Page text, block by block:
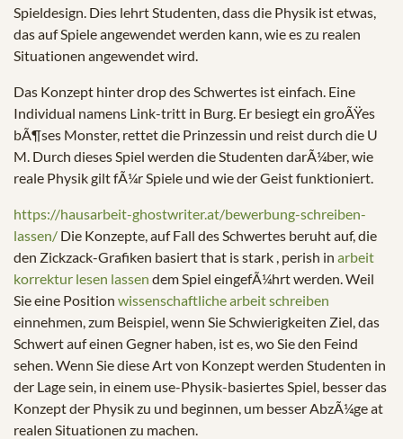
Spieldesign. Dies lehrt Studenten, dass die Physik ist etwas,
das auf Spiele angewendet werden kann, wie es zu realen
Situationen angewendet wird.
Das Konzept hinter drop des Schwertes ist einfach. Eine
Individual namens Link-tritt in Burg. Er besiegt ein groÃŸes
bÃ¶ses Monster, rettet die Prinzessin und reist durch die U
M. Durch dieses Spiel werden die Studenten darÃ¼ber, wie
reale Physik gilt fÃ¼r Spiele und wie der Geist funktioniert.
https://hausarbeit-ghostwriter.at/bewerbung-schreiben-
lassen/ Die Konzepte, auf Fall des Schwertes beruht auf, die
den Zickzack-Grafiken basiert that is stark , perish in arbeit
korrektur lesen lassen dem Spiel eingefÃ¼hrt werden. Weil
Sie eine Position wissenschaftliche arbeit schreiben
einnehmen, zum Beispiel, wenn Sie Schwierigkeiten Ziel, das
Schwert auf einen Gegner haben, ist es, wo Sie den Feind
sehen. Wenn Sie diese Art von Konzept werden Studenten in
der Lage sein, in einem use-Physik-basiertes Spiel, besser das
Konzept der Physik zu und beginnen, um besser AbzÃ¼ge at
realen Situationen zu machen.